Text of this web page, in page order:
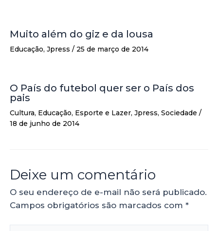
Muito além do giz e da lousa
Educação, Jpress / 25 de março de 2014
O País do futebol quer ser o País dos
pais
Cultura, Educação, Esporte e Lazer, Jpress, Sociedade /
18 de junho de 2014
Deixe um comentário
O seu endereço de e-mail não será publicado.
Campos obrigatórios são marcados com *